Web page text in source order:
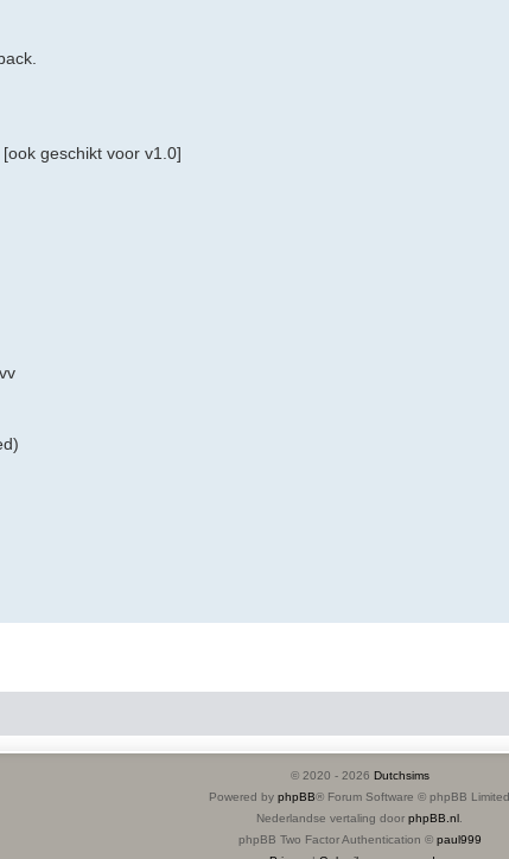
geschikt voor v1.0]
© 2020 - 2026 Dutchsims
Powered by phpBB® Forum Software © phpBB Limited
Nederlandse vertaling door phpBB.nl .
phpBB Two Factor Authentication © paul999